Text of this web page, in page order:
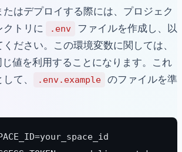
たはデプロイする際には、プロジェク
クトリに
.env
ファイルを作成し、以
ださい。この環境変数に関しては、
じ値を利用することになります。これ
て、
.env.example
のファイルを準